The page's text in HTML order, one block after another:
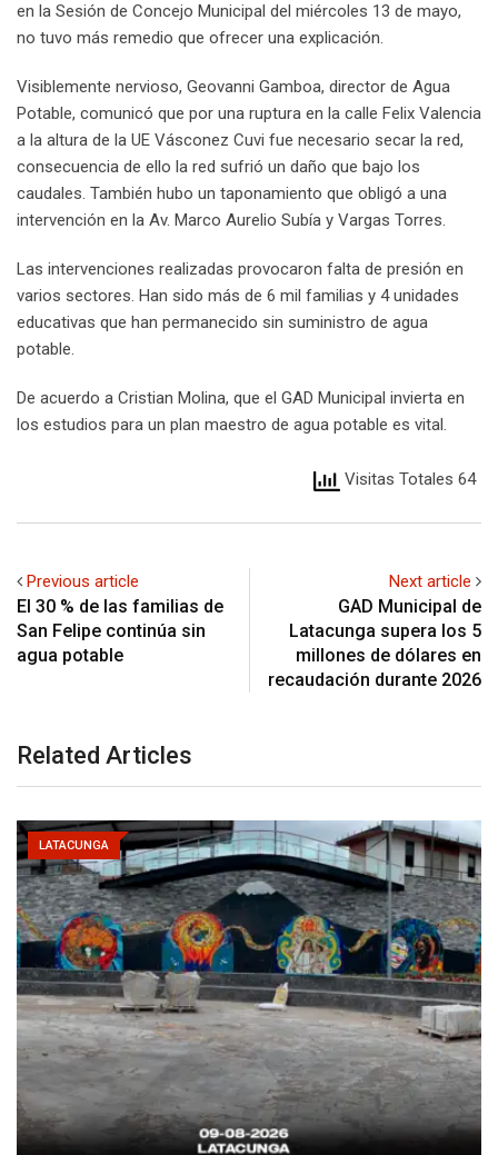
en la Sesión de Concejo Municipal del miércoles 13 de mayo,
no tuvo más remedio que ofrecer una explicación.
Visiblemente nervioso, Geovanni Gamboa, director de Agua
Potable, comunicó que por una ruptura en la calle Felix Valencia
a la altura de la UE Vásconez Cuvi fue necesario secar la red,
consecuencia de ello la red sufrió un daño que bajo los
caudales. También hubo un taponamiento que obligó a una
intervención en la Av. Marco Aurelio Subía y Vargas Torres.
Las intervenciones realizadas provocaron falta de presión en
varios sectores. Han sido más de 6 mil familias y 4 unidades
educativas que han permanecido sin suministro de agua
potable.
De acuerdo a Cristian Molina, que el GAD Municipal invierta en
los estudios para un plan maestro de agua potable es vital.
Visitas Totales 64
Previous article
El 30 % de las familias de
San Felipe continúa sin
agua potable
Next article
GAD Municipal de
Latacunga supera los 5
millones de dólares en
recaudación durante 2026
Related Articles
LATACUNGA